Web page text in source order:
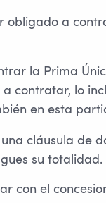
obligado a
la Prima
a contratar, lo
en esta
cláusula de
su totalidad.
con el